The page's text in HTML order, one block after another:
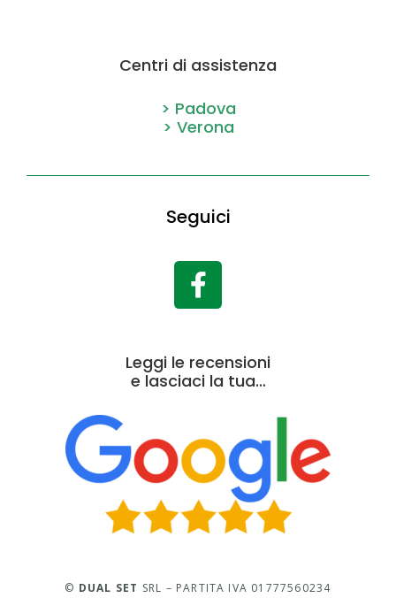
Centri di assistenza
> Padova
> Verona
Seguici
Leggi le recensioni
e lasciaci la tua…
© DUAL SET SRL – PARTITA IVA 01777560234